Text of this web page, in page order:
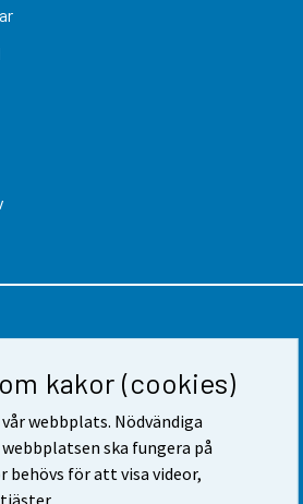
kakor (cookies)
webbplats. Nödvändiga
ska fungera på
behövs för att visa videor,